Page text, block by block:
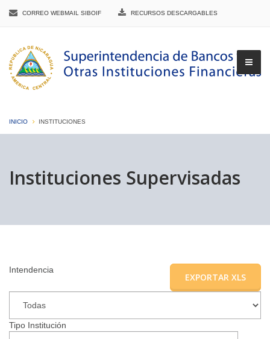
CORREO WEBMAIL SIBOIF RECURSOS DESCARGABLES
INICIO INSTITUCIONES
Instituciones Supervisadas
EXPORTAR XLS
Intendencia
Tipo Institución